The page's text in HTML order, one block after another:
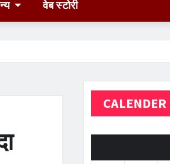
वेब स्टोरी
CALENDER